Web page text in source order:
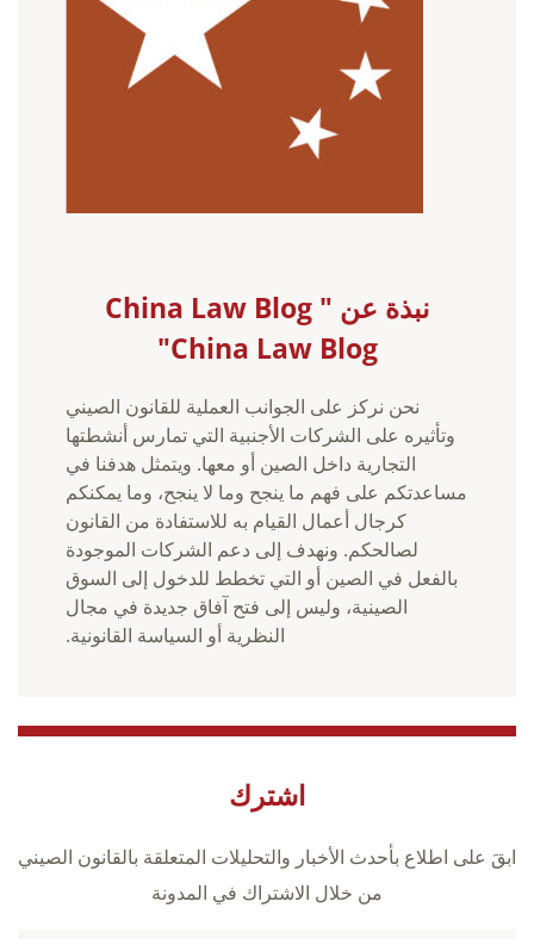
نبذة عن China Law Blog "
China Law Blog"
نحن نركز على الجوانب العملية للقانون الصيني
وتأثيره على الشركات الأجنبية التي تمارس أنشطتها
التجارية داخل الصين أو معها. ويتمثل هدفنا في
مساعدتكم على فهم ما ينجح وما لا ينجح، وما يمكنكم
كرجال أعمال القيام به للاستفادة من القانون
لصالحكم. ونهدف إلى دعم الشركات الموجودة
بالفعل في الصين أو التي تخطط للدخول إلى السوق
الصينية، وليس إلى فتح آفاق جديدة في مجال
النظرية أو السياسة القانونية.
اشترك
ابقَ على اطلاع بأحدث الأخبار والتحليلات المتعلقة بالقانون الصيني
من خلال الاشتراك في المدونة